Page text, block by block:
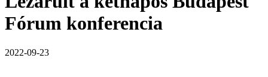
Fórum konferencia
2022-09-23